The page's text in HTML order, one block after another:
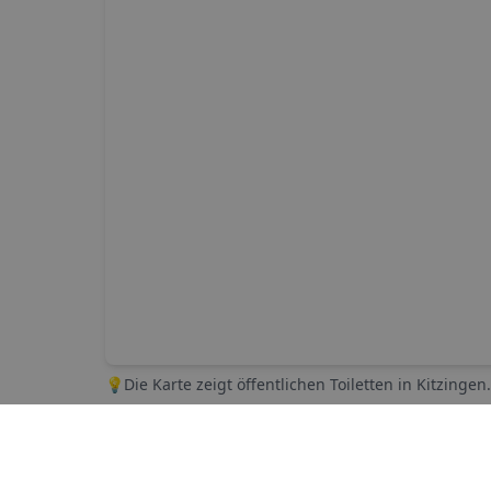
💡 Die Karte zeigt öffentlichen Toiletten in Kitzingen